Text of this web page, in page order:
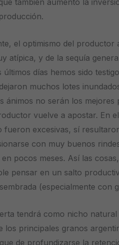
también aumentó la
el optimismo del
atípica, y de la sequía
últimos días hemos sido
muchos lotes
ánimos no serán los mejores
vuelve a apostar. En
fueron excesivas, sí
con muy buenos
pocos meses. Así las
pensar en un salto
(especialmente con
tendrá como nicho
los principales granos
de profundizarse la